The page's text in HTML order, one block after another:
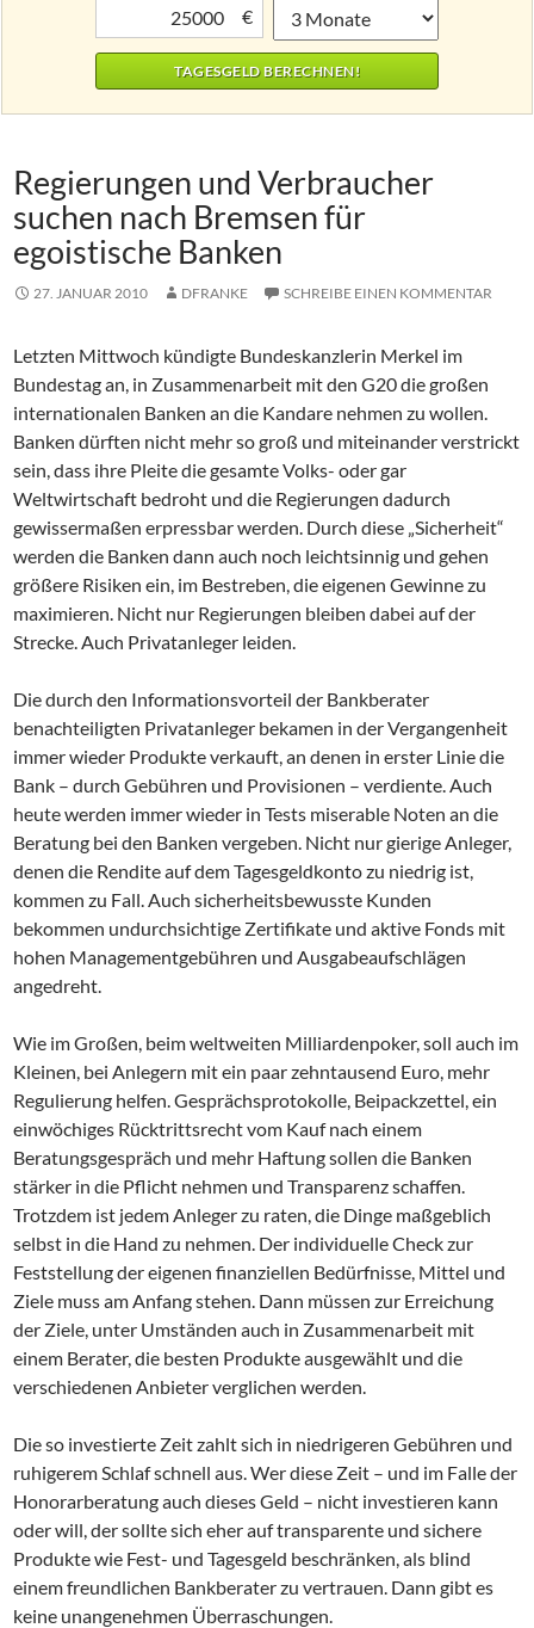
€
Regierungen und Verbraucher
suchen nach Bremsen für
egoistische Banken
27. JANUAR 2010 DFRANKE SCHREIBE EINEN KOMMENTAR
Letzten Mittwoch kündigte Bundeskanzlerin Merkel im
Bundestag an, in Zusammenarbeit mit den G20 die großen
internationalen Banken an die Kandare nehmen zu wollen.
Banken dürften nicht mehr so groß und miteinander verstrickt
sein, dass ihre Pleite die gesamte Volks- oder gar
Weltwirtschaft bedroht und die Regierungen dadurch
gewissermaßen erpressbar werden. Durch diese „Sicherheit“
werden die Banken dann auch noch leichtsinnig und gehen
größere Risiken ein, im Bestreben, die eigenen Gewinne zu
maximieren. Nicht nur Regierungen bleiben dabei auf der
Strecke. Auch Privatanleger leiden.
Die durch den Informationsvorteil der Bankberater
benachteiligten Privatanleger bekamen in der Vergangenheit
immer wieder Produkte verkauft, an denen in erster Linie die
Bank – durch Gebühren und Provisionen – verdiente. Auch
heute werden immer wieder in Tests miserable Noten an die
Beratung bei den Banken vergeben. Nicht nur gierige Anleger,
denen die Rendite auf dem Tagesgeldkonto zu niedrig ist,
kommen zu Fall. Auch sicherheitsbewusste Kunden
bekommen undurchsichtige Zertifikate und aktive Fonds mit
hohen Managementgebühren und Ausgabeaufschlägen
angedreht.
Wie im Großen, beim weltweiten Milliardenpoker, soll auch im
Kleinen, bei Anlegern mit ein paar zehntausend Euro, mehr
Regulierung helfen. Gesprächsprotokolle, Beipackzettel, ein
einwöchiges Rücktrittsrecht vom Kauf nach einem
Beratungsgespräch und mehr Haftung sollen die Banken
stärker in die Pflicht nehmen und Transparenz schaffen.
Trotzdem ist jedem Anleger zu raten, die Dinge maßgeblich
selbst in die Hand zu nehmen. Der individuelle Check zur
Feststellung der eigenen finanziellen Bedürfnisse, Mittel und
Ziele muss am Anfang stehen. Dann müssen zur Erreichung
der Ziele, unter Umständen auch in Zusammenarbeit mit
einem Berater, die besten Produkte ausgewählt und die
verschiedenen Anbieter verglichen werden.
Die so investierte Zeit zahlt sich in niedrigeren Gebühren und
ruhigerem Schlaf schnell aus. Wer diese Zeit – und im Falle der
Honorarberatung auch dieses Geld – nicht investieren kann
oder will, der sollte sich eher auf transparente und sichere
Produkte wie Fest- und Tagesgeld beschränken, als blind
einem freundlichen Bankberater zu vertrauen. Dann gibt es
keine unangenehmen Überraschungen.